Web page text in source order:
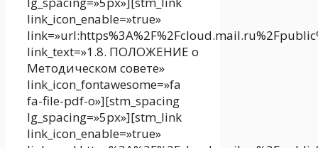
link_icon_enable=»true»
link_text=»1.8. ПОЛОЖЕНИЕ о
Методическом совете»
link_icon_fontawesome=»fa
fa-file-pdf-o»][stm_spacing
lg_spacing=»5px»][stm_link
link_icon_enable=»true»